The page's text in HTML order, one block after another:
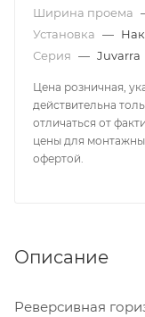
Ширина проема
Установка —
Серия — Juvarra
Цена розничная,
действительна
отличаться от
цены для
офертой.
Описание
Реверсивная